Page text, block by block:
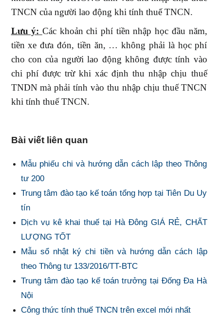
TNCN của người lao động khi tính thuế TNCN.
Lưu ý: Các khoản chi phí tiền nhập học đầu năm,
tiền xe đưa đón, tiền ăn, … không phải là học phí
cho con của người lao động không được tính vào
chi phí được trừ khi xác định thu nhập chịu thuế
TNDN mà phải tính vào thu nhập chịu thuế TNCN
khi tính thuế TNCN.
Bài viết liên quan
Mẫu phiếu chi và hướng dẫn cách lập theo Thông
tư 200
Trung tâm đào tạo kế toán tổng hợp tại Tiên Du Uy
tín
Dịch vụ kê khai thuế tại Hà Đông GIÁ RẺ, CHẤT
LƯỢNG TỐT
Mẫu sổ nhật ký chi tiền và hướng dẫn cách lập
theo Thông tư 133/2016/TT-BTC
Trung tâm đào tạo kế toán trưởng tại Đống Đa Hà
Nội
Công thức tính thuế TNCN trên excel mới nhất